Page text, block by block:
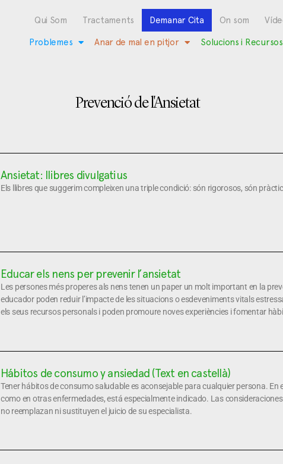
Qui Som Tractaments Demanar Cita On som
Problemes Anar de mal en pitjor Solucions i Recursos
Prevenció de l'Ansietat
Ansietat: llibres divulgatius
Els llibres que suggerim compleixen una triple condició: són rigorosos, són
Educar els nens per prevenir l’ansietat
Les persones més properes als nens tenen un paper un molt important en la
educador poden reduir l’impacte de les situacions o esdeveniments vitals
els seus recursos personals i poden promoure noves experiències i fomentar
Hábitos de consumo y ansiedad (Text en castellà)
Tener hábitos de consumo saludable es aconsejable para cualquier persona.
como en otras enfermedades, está especialmente indicado. Las
no reemplazan ni sustituyen el juicio de su especialista.